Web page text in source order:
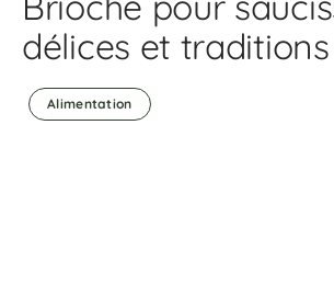
délices et
Alimentation